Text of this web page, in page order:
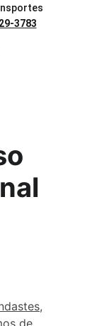
3783
,
de